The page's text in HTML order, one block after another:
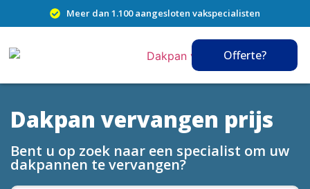
Meer dan 1.100 aangesloten vakspecialisten
Offerte?
Dakpan vervangen prijs
Bent u op zoek naar een specialist om uw
dakpannen te vervangen?